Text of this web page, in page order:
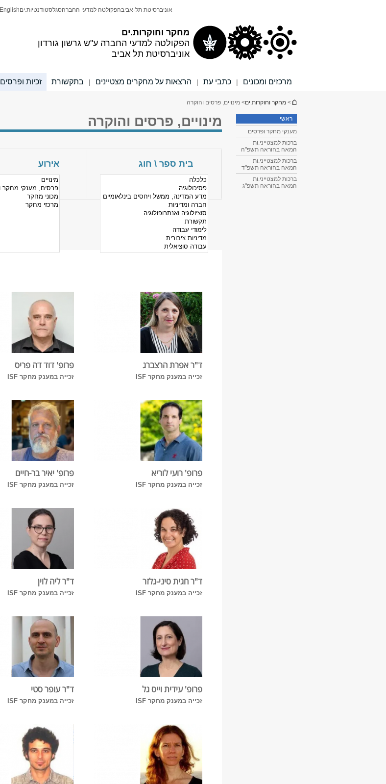
מחקר וחוקרות.ים
הפקולטה למדעי החברה ע"ש גרשון גורדון
אוניברסיטת תל אביב
אוניברסיטת תל-אביבהפקולטה למדעי החברהסגלסטודנטיות.יםEnglish
מרכזים ומכונים | כתבי עת | הרצאות על מחקרים מצטיינים | בתקשורת זכיות ופרסים
הינך נמצא כאן
> מחקר וחוקרות.ים> מינויים, פרסים והוקרה
ראשי
מענקי מחקר ופרסים
ברכות למצטייני.ות
המאה בהוראה תשפ"ה
ברכות למצטייני.ות
המאה בהוראה תשפ"ד
ברכות למצטייני.ות
המאה בהוראה תשפ"ג
מינויים, פרסים והוקרה
בית ספר \ חוג אירוע
ד"ר אפרת הרצברג
זכייה במענק מחקר ISF
פרופ' דוד דה פריס
זכייה במענק מחקר ISF
פרופ' רועי לוריא
זכייה במענק מחקר ISF
פרופ' יאיר בר-חיים
זכייה במענק מחקר ISF
ד"ר חגית סיני-גלזר
זכייה במענק מחקר ISF
ד"ר ליה לוין
זכייה במענק מחקר ISF
פרופ' עידית וייס גל
זכייה במענק מחקר ISF
ד"ר עופר סטי
זכייה במענק מחקר ISF